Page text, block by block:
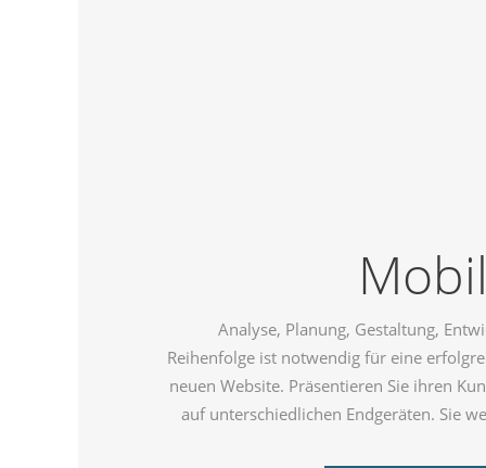
Analyse, Planung, Gestaltung,
Reihenfolge ist notwendig für eine
neuen Website. Präsentieren Sie ihren
auf unterschiedlichen Endgeräten. Sie